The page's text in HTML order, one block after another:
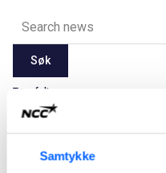
Samtykke
Søk
Tøm felt